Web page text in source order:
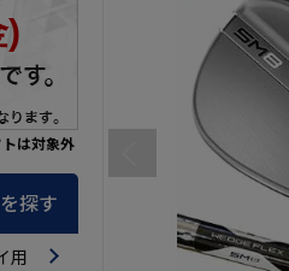
は対象外
探す
用